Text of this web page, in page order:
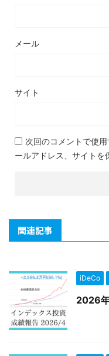
メール
サイト
次回のコメントで使
ールアドレス、サイトを
関連記事
iDeCo
2026